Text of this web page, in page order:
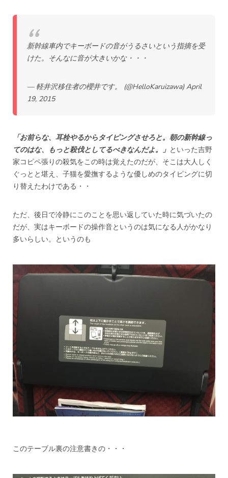
新幹線車内でキーボードの音がうるさいという指摘を受
けた。そんなに音が大きいかな・・・
— 軽井沢移住者の櫻井です。 (@HelloKaruizawa)April
19, 2015
「お前らな、耳栓やるからタイピングさせろと。朝の新幹線っ
てのはな、もっと殺伐としてるべきなんだよ。」 といった吉野
家コピペ張りの殺気をこの時は覚えたのだが、そこは大人しく
ぐっとと堪え、子猫を愛撫するような優しめのタイピングに切
り替えたわけである・・
ただ、後日で冷静にこのことを思い返していた時に気づいたの
だが、実はキーボードの操作音というのは気になる人がかなり
多いらしい。というのも
このテーブル裏の注意書きの・・・